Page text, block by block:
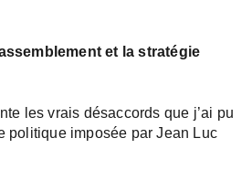
et la stratégie
les vrais désaccords que j’ai pu
politique imposée par Jean Luc